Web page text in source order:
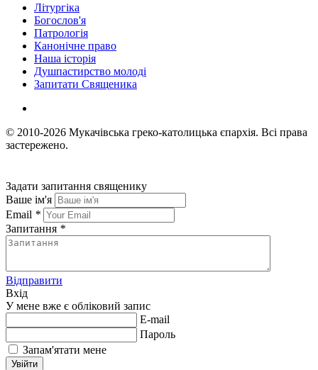
Літургіка
Богослов'я
Патрологія
Канонічне право
Наша історія
Душпастирство молоді
Запитати Священика
© 2010-2026 Мукачівська греко-католицька єпархія. Всі права
застережено.
Задати запитання священику
Ваше ім'я
Email *
Запитання *
Відправити
Вхід
У мене вже є обліковий запис
E-mail
Пароль
Запам'ятати мене
Увійти